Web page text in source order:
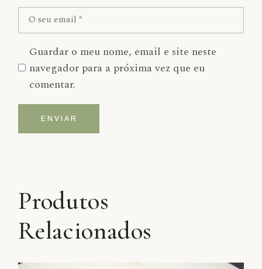
Guardar o meu nome, email e site neste
navegador para a próxima vez que eu
comentar.
ENVIAR
Produtos
Relacionados